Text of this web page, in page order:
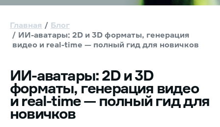
Главная
Блог
ИИ-аватары: 2D и 3D форматы, генерация
видео и real-time — полный гид для новичков
ИИ-аватары: 2D и 3D
форматы, генерация видео
и real-time — полный гид для
новичков